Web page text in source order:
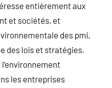
entièrement aux
et sociétés, et
des pmi,
des lois et stratégies.
les entreprises